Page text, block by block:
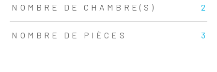
NOMBRE DE CHAMBRE(S) 2
NOMBRE DE PIÈCES 3